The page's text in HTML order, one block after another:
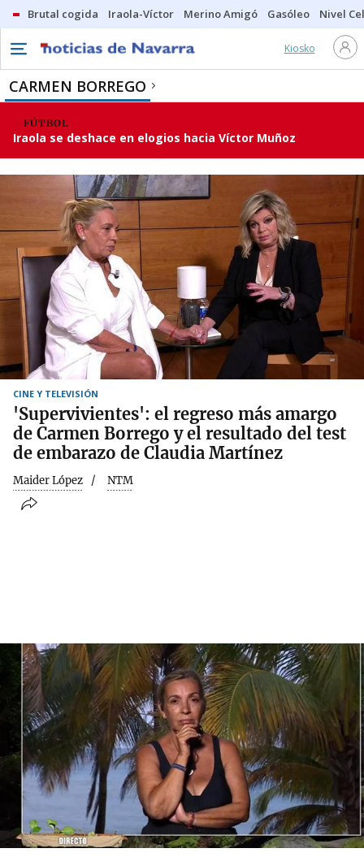
Brutal cogida Iraola-Víctor Merino Amigó Gasóleo Nivel
Kiosko
CARMEN BORREGO
FÚTBOL
Iraola se deshace en elogios hacia Víctor Muñoz
CINE Y TELEVISIÓN
'Supervivientes': el regreso más amargo
de Carmen Borrego y el resultado del test
de embarazo de Claudia Martínez
Maider López NTM